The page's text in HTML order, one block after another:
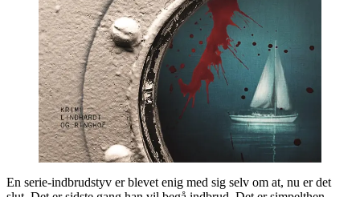
En serie-indbrudstyv er blevet enig med sig selv om at, nu er det